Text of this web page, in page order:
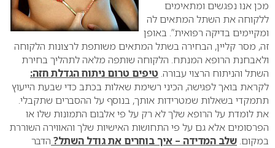
מכן אנו נפגשים ומתאימים
ללקוחה את השתל המתאים לה
ומקיימים בדיקה רפואית”. באופן
זה, מסר קליין, הבחירה בשתל המתאים משותפת לרצונות הלקוחה
ולאבחנת הרופא המנתח. הלקוחה שותפה מלאה לתהליך בחירת
השתל והניתוח הרצוי עבורה. טיפים טרום ניתוח הגדלת חזה:
לקראת בואך לפגישה, הכיני רשימת שאלות בכתב כדי שבעת הייעוץ
תתמקדי בשאלות שמטרידות אותך, בנוסף על ההסברים שתקבלי.
את לומדת על הרופא שלך לא רק על פי אלבום התמונות שלו או
הפרסומים אלא גם על פי התחושות האישיות שלך והאווירה השוררת
במקום. שלב המדידה – איך בוחרים את גודל השתל? הדבר